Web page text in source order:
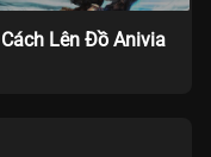
Lên Đồ Anivia